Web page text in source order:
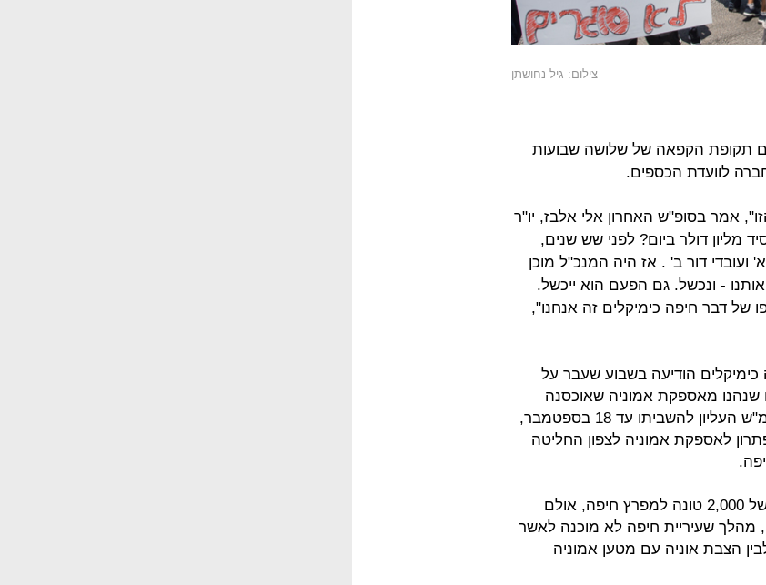
צילום: גיל נחושתן
תקופת הקפאה של שלושה שבועות
לוועדת הכספים.
אמר בסופ"ש האחרון אלי אלבז, יו"ר
מליון דולר ביום? לפני שש שנים,
דור ב' . אז היה המנכ"ל מוכן
- ונכשל. גם הפעם הוא ייכשל.
של דבר חיפה כימיקלים זה אנחנו",
הודיעה בשבוע שעבר על
מאספקת אמוניה שאוכסנה
במכל שמוצב שם, אולם על רקע הוראת ביהמ"ש העליון להשביתו עד 18 בספטמבר,
לאספקת אמוניה לצפון החליטה
הפתרון הממשלתי היה הבאת אוניות קטנות של 2,000 טונה למפרץ חיפה, אולם
מהלך שעיריית חיפה לא מוכנה לאשר
הצבת אוניה עם מטען אמוניה